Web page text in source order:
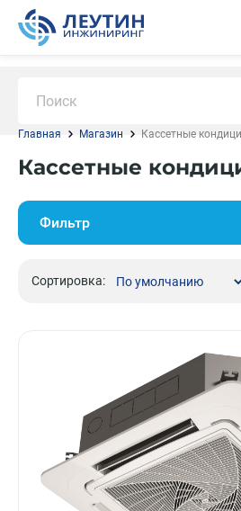
Главная Магазин Кассетные
Кассетные
Фильтр
Цена 0 - 2000000 ₽
Сортировка: